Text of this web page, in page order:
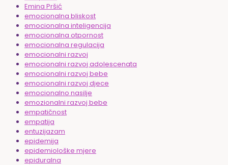
Emina Pršić
emocionalna bliskost
emocionalna inteligencija
emocionalna otpornost
emocionalna regulacija
emocionalni razvoj
emocionalni razvoj adolescenata
emocionalni razvoj bebe
emocionalni razvoj djece
emocionalno nasilje
emozionalni razvoj bebe
empatičnost
empatija
entuzijazam
epidemija
epidemiološke mjere
epiduralna